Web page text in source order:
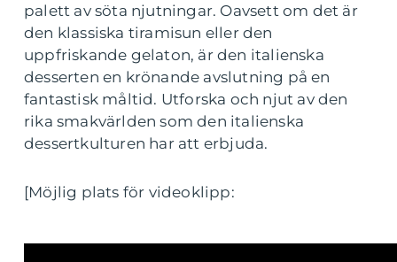
palett av söta njutningar. Oavsett om det är
den klassiska tiramisun eller den
uppfriskande gelaton, är den italienska
desserten en krönande avslutning på en
fantastisk måltid. Utforska och njut av den
rika smakvärlden som den italienska
dessertkulturen har att erbjuda.
[Möjlig plats för videoklipp: